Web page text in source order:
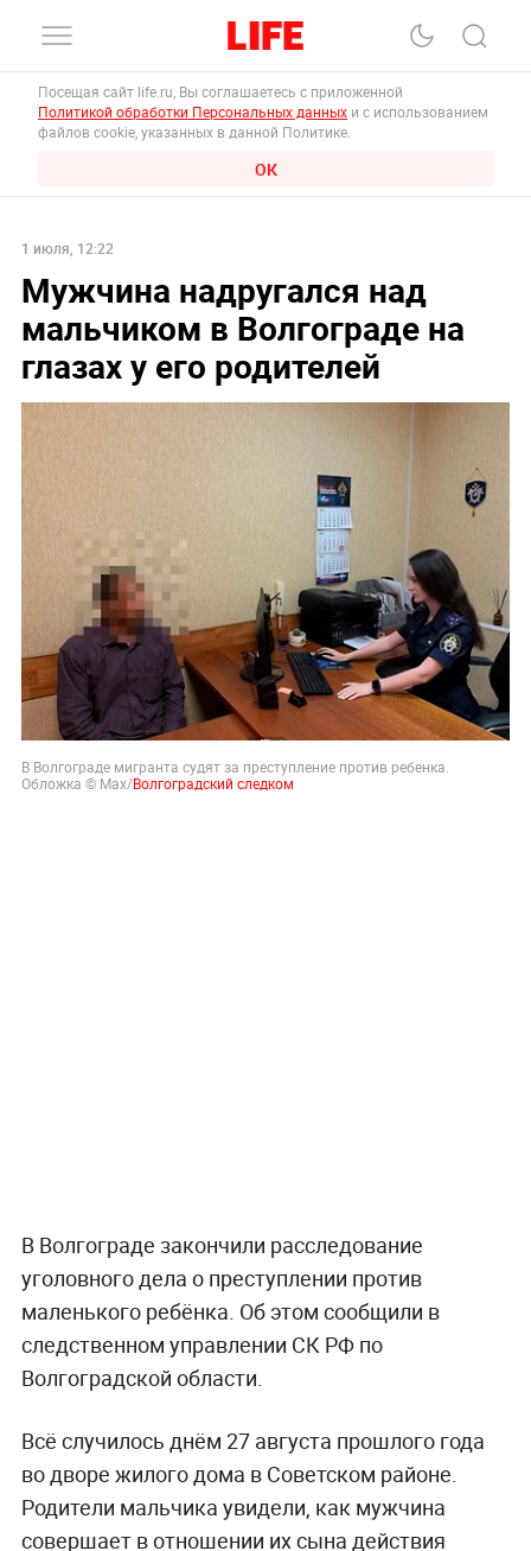
Посещая сайт life.ru, Вы соглашаетесь с приложенной
Политикой обработки Персональных данных и с использованием
файлов cookie, указанных в данной Политике.
ОК
1 июля, 12:22
Мужчина надругался над
мальчиком в Волгограде на
глазах у его родителей
В Волгограде мигранта судят за преступление против ребенка.
Обложка © Max/Волгоградский следком
В Волгограде закончили расследование
уголовного дела о преступлении против
маленького ребёнка. Об этом сообщили в
следственном управлении СК РФ по
Волгоградской области.
Всё случилось днём 27 августа прошлого года
во дворе жилого дома в Советском районе.
Родители мальчика увидели, как мужчина
совершает в отношении их сына действия